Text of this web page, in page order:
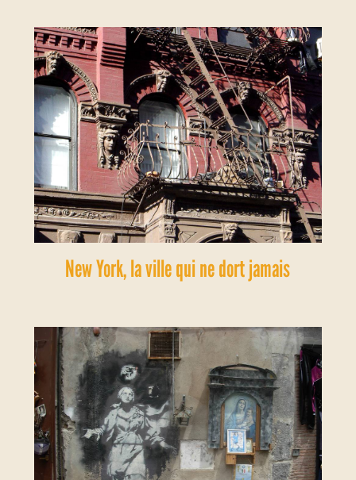
New York, la ville qui ne dort jamais